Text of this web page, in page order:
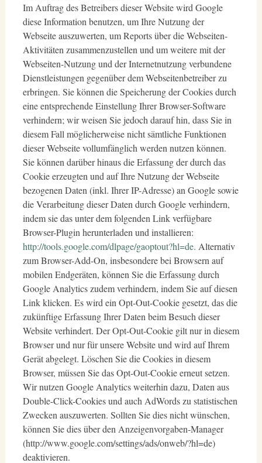
Im Auftrag des Betreibers dieser Website wird Google
diese Information benutzen, um Ihre Nutzung der
Webseite auszuwerten, um Reports über die Webseiten-
Aktivitäten zusammenzustellen und um weitere mit der
Webseiten-Nutzung und der Internetnutzung verbundene
Dienstleistungen gegenüber dem Webseitenbetreiber zu
erbringen. Sie können die Speicherung der Cookies durch
eine entsprechende Einstellung Ihrer Browser-Software
verhindern; wir weisen Sie jedoch darauf hin, dass Sie in
diesem Fall möglicherweise nicht sämtliche Funktionen
dieser Webseite vollumfänglich werden nutzen können.
Sie können darüber hinaus die Erfassung der durch das
Cookie erzeugten und auf Ihre Nutzung der Webseite
bezogenen Daten (inkl. Ihrer IP-Adresse) an Google sowie
die Verarbeitung dieser Daten durch Google verhindern,
indem sie das unter dem folgenden Link verfügbare
Browser-Plugin herunterladen und installieren:
http://tools.google.com/dlpage/gaoptout?hl=de. Alternativ
zum Browser-Add-On, insbesondere bei Browsern auf
mobilen Endgeräten, können Sie die Erfassung durch
Google Analytics zudem verhindern, indem Sie auf diesen
Link klicken. Es wird ein Opt-Out-Cookie gesetzt, das die
zukünftige Erfassung Ihrer Daten beim Besuch dieser
Website verhindert. Der Opt-Out-Cookie gilt nur in diesem
Browser und nur für unsere Website und wird auf Ihrem
Gerät abgelegt. Löschen Sie die Cookies in diesem
Browser, müssen Sie das Opt-Out-Cookie erneut setzen.
Wir nutzen Google Analytics weiterhin dazu, Daten aus
Double-Click-Cookies und auch AdWords zu statistischen
Zwecken auszuwerten. Sollten Sie dies nicht wünschen,
können Sie dies über den Anzeigenvorgaben-Manager
(http://www.google.com/settings/ads/onweb/?hl=de)
deaktivieren.